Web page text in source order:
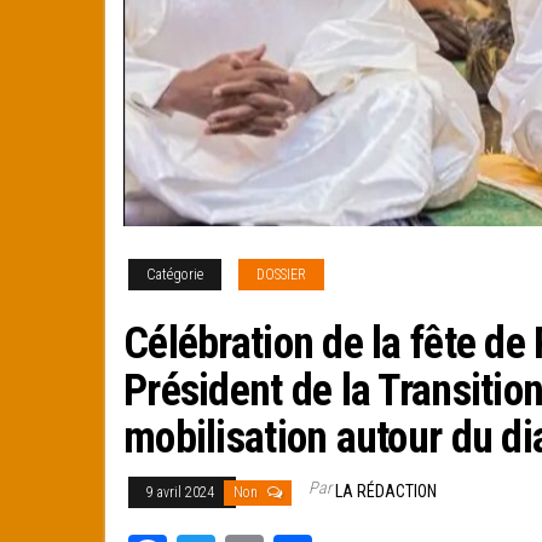
Catégorie DOSSIER
Célébration de la fête de
Président de la
mobilisation autour du
9 avril 2024 Non ParLA RÉDACTION